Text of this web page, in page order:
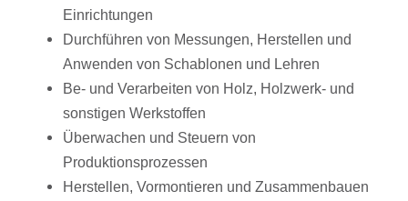
Einrichtungen
Durch­füh­ren von Messun­gen, Herstel­len und
Anwen­den von Scha­blo­nen und Lehren
Be- und Verar­bei­ten von Holz, Holz­werk- und
sons­ti­gen Werkstoffen
Über­wa­chen und Steu­ern von
Produktionsprozessen
Herstel­len, Vormon­tie­ren und Zusam­men­bauen